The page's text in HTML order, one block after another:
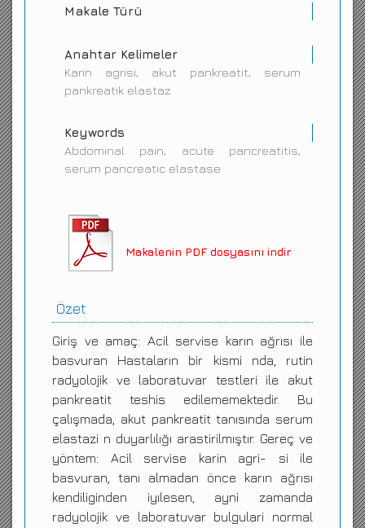
Makale Türü
Anahtar Kelimeler
Karin agrisi, akut pankreatit, serum
pankreatik elastaz
Keywords
Abdominal pain, acute pancreatitis,
serum pancreatic elastase
Makalenin PDF dosyasını indir
Özet
Giriş ve amaç: Acil servise karın ağrısı ile
basvuran Hastaların bir kismi nda, rutin
radyolojik ve laboratuvar testleri ile akut
pankreatit teshis edilememektedir. Bu
çalışmada, akut pankreatit tanısında serum
elastazi n duyarlılığı arastirilmıştır. Gereç ve
yöntem: Acil servise karin agri- si ile
basvuran, tanı almadan önce karın ağrısı
kendiliginden iyılesen, ayni zamanda
radyolojik ve laboratuvar bulgulari normal